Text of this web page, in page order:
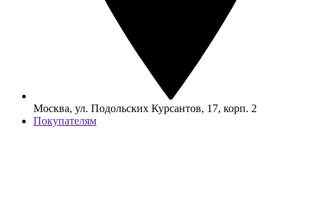
Москва, ул. Подольских Курсантов, 17, корп. 2
Покупателям